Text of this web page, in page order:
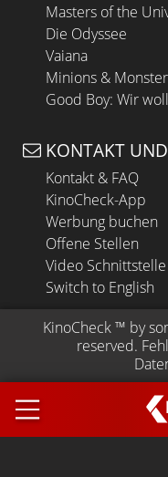
Masters of the
Die Odyssee
Vaiana
Minions & Monster
Good Boy: Wir
KONTAKT
Kontakt & FAQ
KinoCheck-App
Werbung buchen
Offene Stellen
Video Schnittstelle
Switch to English
KinoCheck ™ by
reserved.